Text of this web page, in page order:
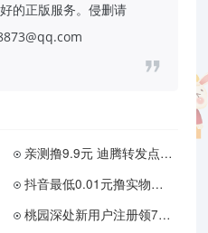
的正版服务。侵删请
亲测撸9.9元 迪腾转发点赞拿分红活动分享
抖音最低0.01元撸实物包邮
桃园深处新用户注册领7天绿钻